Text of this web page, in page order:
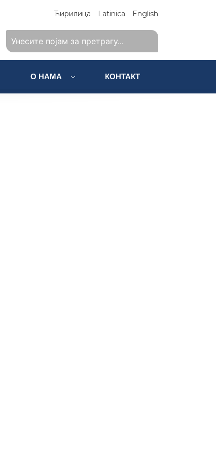
Ћирилица Latinica English
О НАМА КОНТАКТ